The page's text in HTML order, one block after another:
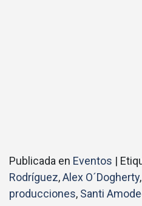
Publicada en Eventos |
Rodríguez,Alex O´Dogherty,
producciones, Santi